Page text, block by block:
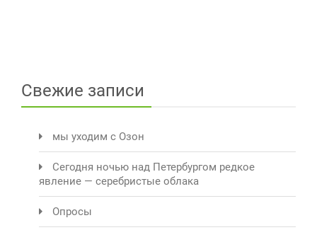
Свежие записи
мы уходим с Озон
Сегодня ночью над Петербургом редкое
явление — серебристые облака
Опросы